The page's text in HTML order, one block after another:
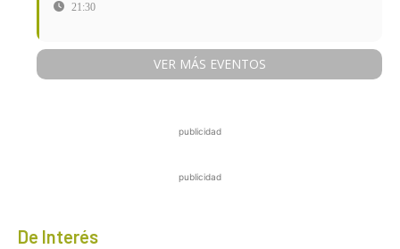
21:30
VER MÁS EVENTOS
publicidad
publicidad
De Interés